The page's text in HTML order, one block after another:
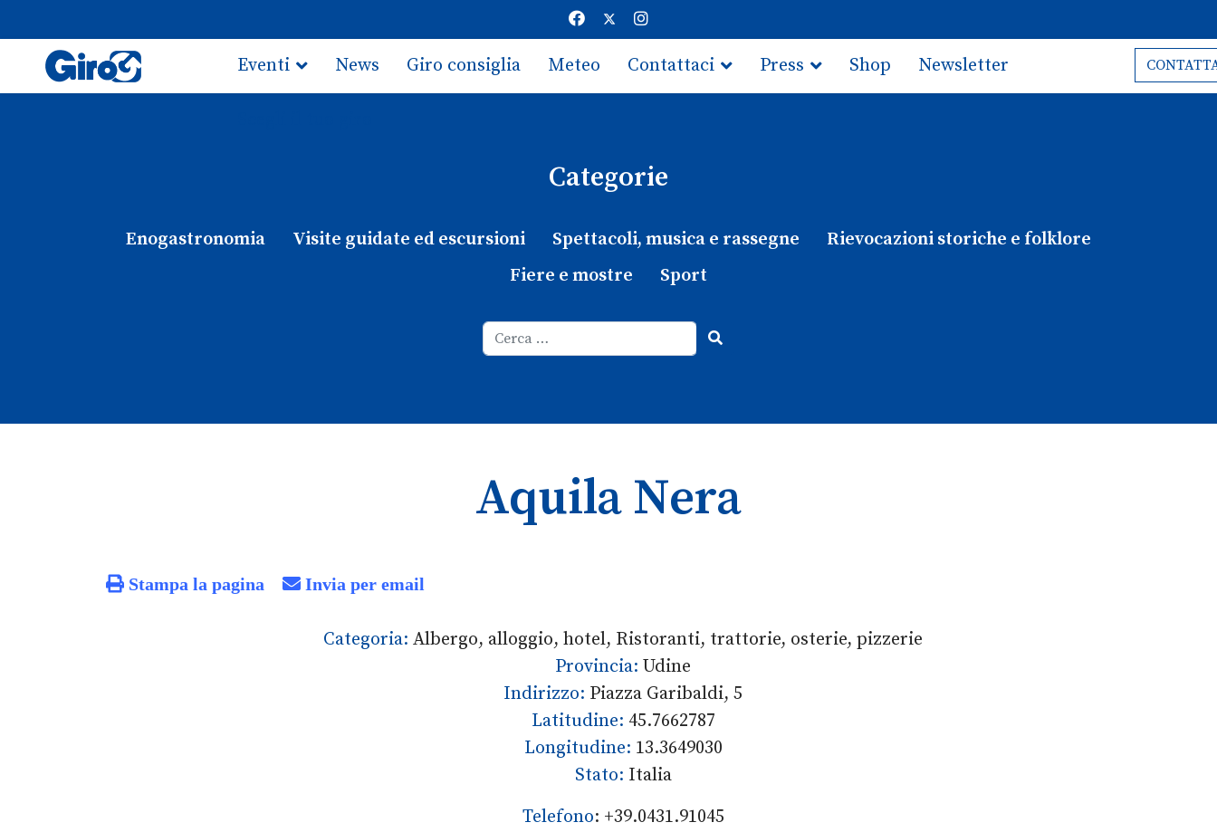
Eventi News Giro consiglia Meteo Contattaci Press Shop Newsletter
Categorie
Enogastronomia Visite guidate ed escursioni Spettacoli, musica e rassegne
Rievocazioni storiche e folklore
Fiere e mostre
Sport
Aquila Nera
Stampa la pagina Invia per email
Categoria: Albergo, alloggio, hotel, Ristoranti, trattorie, osterie, pizzerie
Provincia: Udine
Indirizzo: Piazza Garibaldi, 5
Latitudine: 45.7662787
Longitudine: 13.3649030
Stato: Italia
Telefono: +39.0431.91045